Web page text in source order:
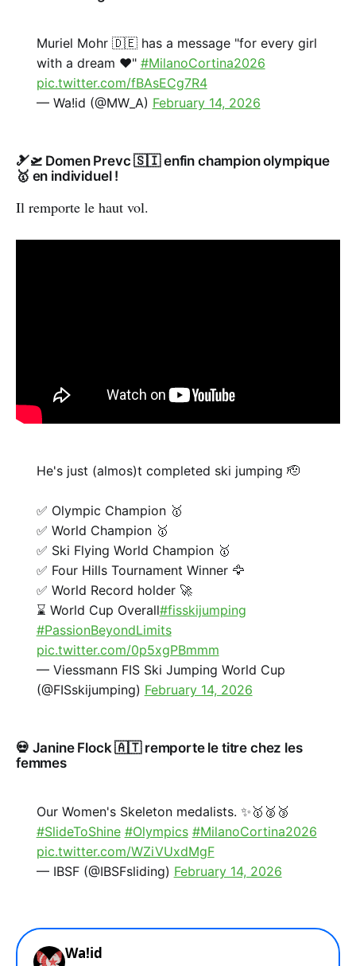
Muriel Mohr 🇩🇪 has a message "for every girl
with a dream ♥️" #MilanoCortina2026
pic.twitter.com/fBAsECg7R4
— Wa!id (@MW_A) February 14, 2026
🎿🛫 Domen Prevc 🇸🇮 enfin champion olympique
🥇 en individuel !
Il remporte le haut vol.
He's just (almos)t completed ski jumping 🫡
✅ Olympic Champion 🥇
✅ World Champion 🥇
✅ Ski Flying World Champion 🥇
✅ Four Hills Tournament Winner 🦅
✅ World Record holder 🚀
⌛️ World Cup Overall#fisskijumping
#PassionBeyondLimits
pic.twitter.com/0p5xgPBmmm
— Viessmann FIS Ski Jumping World Cup
(@FISskijumping) February 14, 2026
💀 Janine Flock 🇦🇹 remporte le titre chez les
femmes
Our Women's Skeleton medalists. ✨🥇🥈🥉
#SlideToShine #Olympics #MilanoCortina2026
pic.twitter.com/WZiVUxdMgF
— IBSF (@IBSFsliding) February 14, 2026